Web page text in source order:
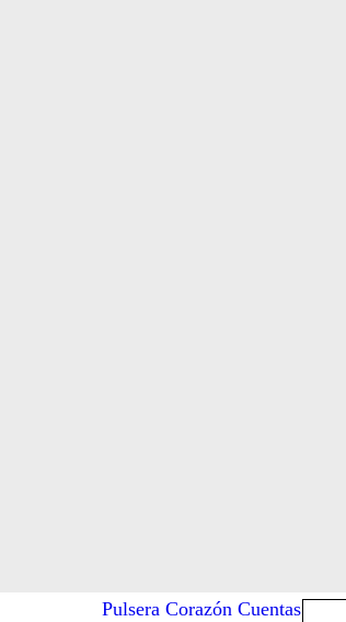
Pulsera Corazón Cuentas